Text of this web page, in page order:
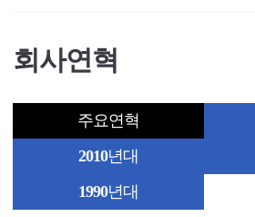
회사연혁
주요연혁
2010년대
1990년대